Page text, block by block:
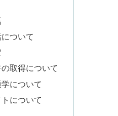
ついて
取得について
について
について